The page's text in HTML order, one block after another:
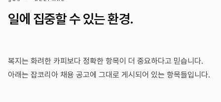
일에 집중할 수 있는 환경.
복지는 화려한 카피보다 정확한 항목이 더 중요하다고 믿습니다.
아래는 잡코리아 채용 공고에 그대로 게시되어 있는 항목들입니다.